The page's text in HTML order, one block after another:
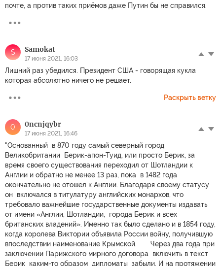
почте, а против таких приёмов даже Путин бы не справился.
S Samokat
17 июня 2021, 16:03
Лишний раз убедился. Президент США - говорящая кукла
которая абсолютно ничего не решает.
Раскрыть ветку
0 0ncnjqybr
17 июня 2021, 16:46
"Основанный в 870 году самый северный город
Великобритании Берик-апон-Туид, или просто Берик, за
время своего существования переходил от Шотландии к
Англии и обратно не менее 13 раз, пока в 1482 года
окончательно не отошел к Англии. Благодаря своему статусу
он включался в титулатуру английских монархов, что
требовало важнейшие государственные документы издавать
от имени «Англии, Шотландии, города Берик и всех
британских владений». Именно так было сделано и в 1854 году,
когда королева Виктории объявила России войну, получившую
впоследствии наименование Крымской. Через два года при
заключении Парижского мирного договора включить в текст
Берик каким-то образом дипломаты забыли. И на протяжении